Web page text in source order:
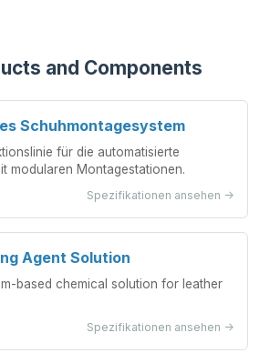
and Components
Schuhmontagesystem
für die automatisierte
modularen Montagestationen.
Spezifikationen ansehen ->
Agent Solution
based chemical solution for leather
Spezifikationen ansehen ->